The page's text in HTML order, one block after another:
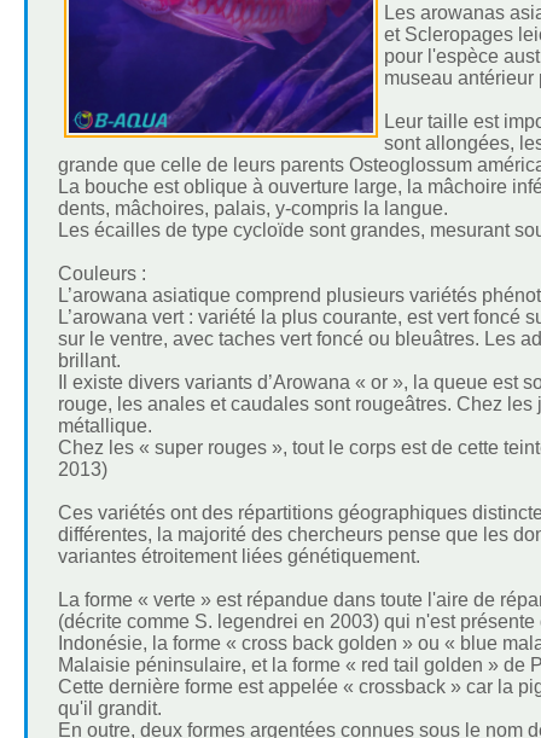
Les arowanas
et Scleropages
pour l'espèce
museau antérieur
Leur taille est
sont allongées,
grande que celle de leurs parents Osteoglossum
La bouche est oblique à ouverture large, la mâchoire
dents, mâchoires, palais, y-compris la langue.
Les écailles de type cycloïde sont grandes, mesurant
Couleurs :
L’arowana asiatique comprend plusieurs variétés
L’arowana vert : variété la plus courante, est vert foncé
sur le ventre, avec taches vert foncé ou bleuâtres. Les
brillant.
Il existe divers variants d’Arowana « or », la queue est
rouge, les anales et caudales sont rougeâtres. Chez
métallique.
Chez les « super rouges », tout le corps est de cette
2013)
Ces variétés ont des répartitions géographiques
différentes, la majorité des chercheurs pense que les
variantes étroitement liées génétiquement.
La forme « verte » est répandue dans toute l'aire de
(décrite comme S. legendrei en 2003) qui n'est
Indonésie, la forme « cross back golden » ou « blue
Malaisie péninsulaire, et la forme « red tail golden » de
Cette dernière forme est appelée « crossback » car la
qu'il grandit.
En outre, deux formes argentées connues sous le nom